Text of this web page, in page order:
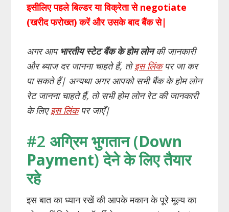
इसीलिए पहले बिल्डर या विक्रेता से negotiate
(खरीद फरोख्त) करें और उसके बाद बैंक से|
अगर आपभारतीय स्टेट बैंक के होम लोनकी जानकारी
और ब्याज दर जानना चाहते हैं, तोइस लिंकपर जा कर
पा सकते हैं| अन्यथा अगर आपको सभी बैंक के होम लोन
रेट जानना चाहते हैं, तो सभी होम लोन रेट की जानकारी
के लिएइस लिंकपर जाएँ|
#2 अग्रिम भुगतान (Down
Payment)देनेके लिए तैयार
रहे
इस बात का ध्यान रखें की आपके मकान के पूरे मूल्य का